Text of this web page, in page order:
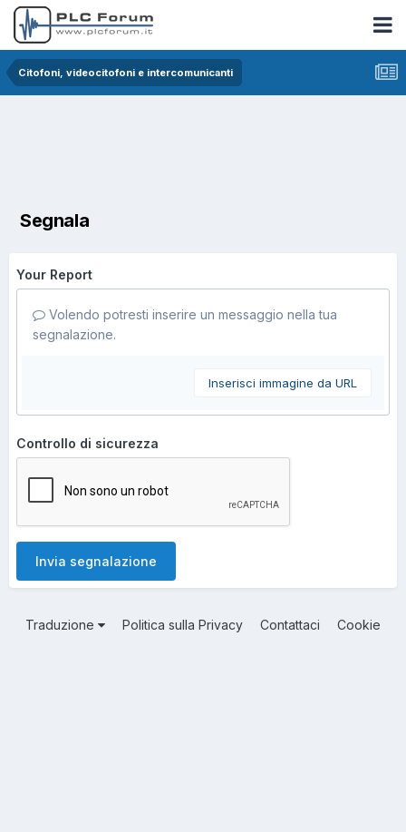
Citofoni, videocitofoni e intercomunicanti
Segnala
Your Report
Volendo potresti inserire un messaggio nella tua
segnalazione.
Inserisci immagine da URL
Controllo di sicurezza
Invia segnalazione
Traduzione Politica sulla Privacy Contattaci Cookie